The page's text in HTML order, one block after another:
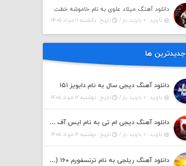
دانلود آهنگ میلاد علوی به نام خاموشه خطت
بازدید : ۰ بازدید بار /
تاریخ : یکشنبه ۱۱ مرداد ۱۴۰۵
جدیدترین ها
دانلود آهنگ دیجی سال به نام دابویز ۱۵۱
بازدید : ۰ بازدید بار / تاریخ : دوشنبه ۱۲ مرداد ۱۴۰۵
دانلود آهنگ دیجی ام تی به نام ایس آف هرست ۱
بازدید : ۰ بازدید بار / تاریخ : دوشنبه ۱۲ مرداد ۱۴۰۵
دانلود آهنگ ریلجی به نام ترنسفورم ۱۶۰ (پادکست)